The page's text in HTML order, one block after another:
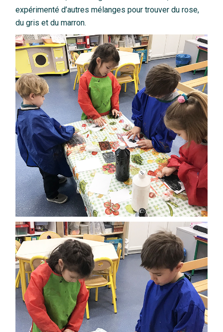
expérimenté d’autres mélanges pour trouver du rose,
du gris et du marron.